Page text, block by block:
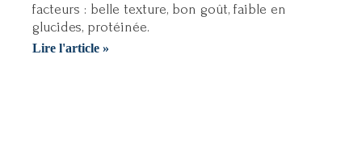
facteurs : belle texture, bon goût, faible en
glucides, protéinée.
Lire l'article »